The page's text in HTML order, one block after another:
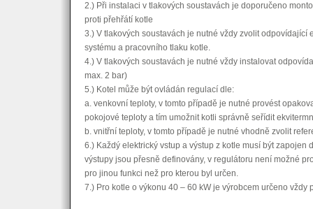
2.) Při instalaci v tlakových soustavách je doporučeno
proti přehřátí kotle
3.) V tlakových soustavách je nutné vždy zvolit
systému a pracovního tlaku kotle.
4.) V tlakových soustavách je nutné vždy instalovat
max. 2 bar)
5.) Kotel může být ovládán regulací dle:
a. venkovní teploty, v tomto případě je nutné provést
pokojové teploty a tím umožnit kotli správně seřídit
b. vnitřní teploty, v tomto případě je nutné vhodně zvolit
6.) Každý elektrický vstup a výstup z kotle musí být zapojen
výstupy jsou přesně definovány, v regulátoru není možné
pro jinou funkci než pro kterou byl určen.
7.) Pro kotle o výkonu 40 – 60 kW je výrobcem určeno